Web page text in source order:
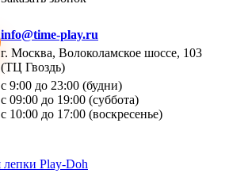
info@time-play.ru
г. Москва, Волоколамское шоссе, 103
(ТЦ Гвоздь)
с 9:00 до 23:00 (будни)
с 09:00 до 19:00 (суббота)
с 10:00 до 17:00 (воскресенье)